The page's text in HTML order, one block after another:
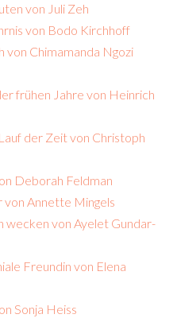
von Juli Zeh
von Bodo Kirchhoff
von Chimamanda Ngozi
frühen Jahre von Heinrich
der Zeit von Christoph
Deborah Feldman
von Annette Mingels
von Ayelet Gundar-
Freundin von Elena
Sonja Heiss